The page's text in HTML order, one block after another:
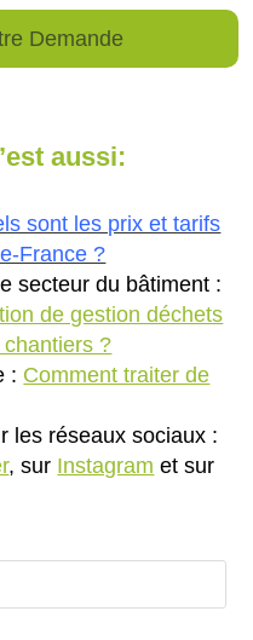
aussi:
sont les prix et tarifs
France ?
secteur du bâtiment :
de gestion déchets
?
: Comment traiter de
les réseaux sociaux :
, sur Instagram et sur